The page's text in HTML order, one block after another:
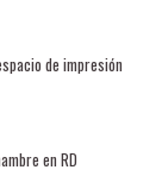
de impresión
en RD